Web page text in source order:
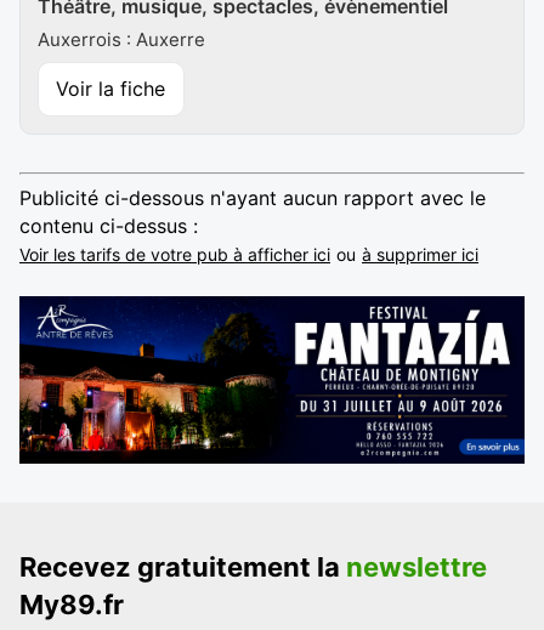
Théâtre, musique, spectacles, évènementiel
Auxerrois : Auxerre
Voir la fiche
Publicité ci-dessous n'ayant aucun rapport avec le
contenu ci-dessus :
Voir les tarifs de votre pub à afficher ici ou à supprimer ici
Recevez gratuitement la newslettre
My89.fr